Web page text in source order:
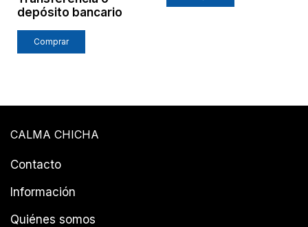
depósito bancario
CALMA CHICHA
Contacto
Información
Quiénes somos